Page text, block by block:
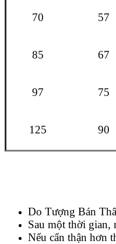
70 57
85 67
97 75
125 90
Do Tượng Bán
Sau một thời gian,
Nếu cẩn thận hơn